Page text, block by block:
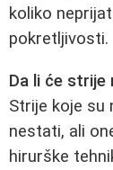
koliko
pokretljivosti.
Da li će strije
Strije koje su
nestati, ali
hirurške